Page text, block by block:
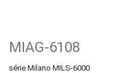
MIAG-6108
série Milano MILS-6000